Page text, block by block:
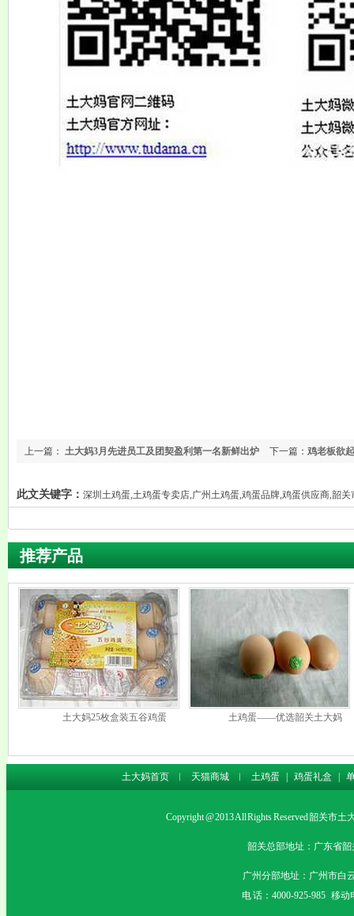
下一篇： 鸡老板欲
上一篇： 土大妈3月先进员工及团契盈利第一名新鲜出炉
此文关键字： 深圳土鸡蛋,土鸡蛋专卖店,广州土鸡蛋,鸡蛋品牌,鸡蛋供应商,韶
推荐产品
土大妈25枚盒装五谷鸡蛋 土鸡蛋——优选韶关土大妈
土大妈首页 ︱ 天猫商城 ︱ 土鸡蛋 鸡蛋礼盒
Copyright @ 2013 All Rights Reserved 韶关市
韶关总部地址：广东省韶
广州分部地址：广州市白
电 话：4000-925-985 移动